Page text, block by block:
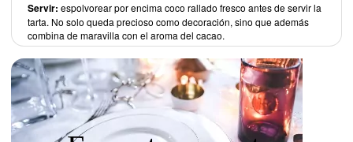
Servir: espolvorear por encima coco rallado fresco antes de servir la
tarta. No solo queda precioso como decoración, sino que además
combina de maravilla con el aroma del cacao.